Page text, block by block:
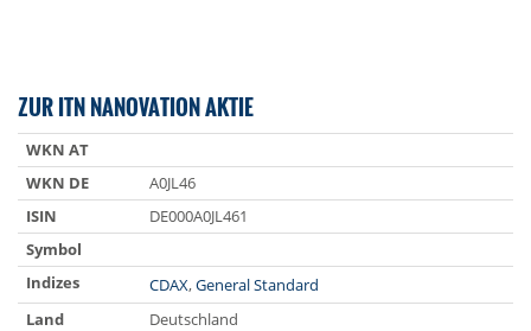
ZUR ITN NANOVATION AKTIE
WKN AT
WKN DE
A0JL46
ISIN
DE000A0JL461
Symbol
Indizes
CDAX,General Standard
Land
Deutschland